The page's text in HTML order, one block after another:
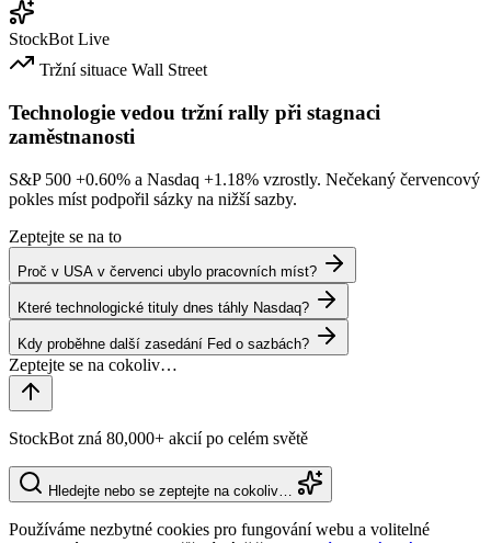
StockBot Live
Tržní situace Wall Street
Technologie vedou tržní rally při stagnaci
zaměstnanosti
S&P 500 +0.60% a Nasdaq +1.18% vzrostly. Nečekaný červencový
pokles míst podpořil sázky na nižší sazby.
Zeptejte se na to
Proč v USA v červenci ubylo pracovních míst?
Které technologické tituly dnes táhly Nasdaq?
Kdy proběhne další zasedání Fed o sazbách?
StockBot zná 80,000+ akcií po celém světě
Hledejte nebo se zeptejte na cokoliv…
Používáme nezbytné cookies pro fungování webu a volitelné